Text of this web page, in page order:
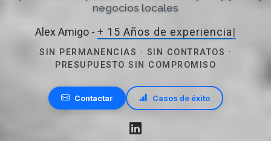
negocios locales
Alex Amigo -+ 15 Años de e|
SIN PERMANENCIAS · SIN CONTRATOS ·
PRESUPUESTO SIN COMPROMISO
Contactar Casos de éxito